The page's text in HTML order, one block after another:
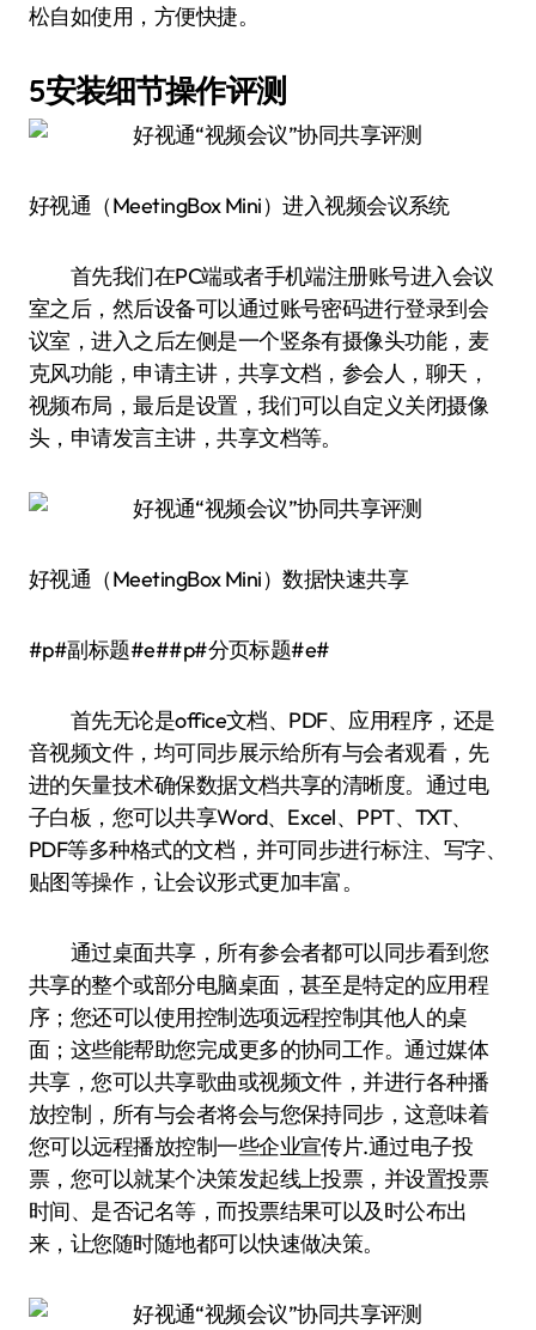
松自如使用，方便快捷。
5安装细节操作评测
好视通（MeetingBox Mini）进入视频会议系统
首先我们在PC端或者手机端注册账号进入会议
室之后，然后设备可以通过账号密码进行登录到会
议室，进入之后左侧是一个竖条有摄像头功能，麦
克风功能，申请主讲，共享文档，参会人，聊天，
视频布局，最后是设置，我们可以自定义关闭摄像
头，申请发言主讲，共享文档等。
好视通（MeetingBox Mini）数据快速共享
#p#副标题#e##p#分页标题#e#
首先无论是office文档、PDF、应用程序，还是
音视频文件，均可同步展示给所有与会者观看，先
进的矢量技术确保数据文档共享的清晰度。通过电
子白板，您可以共享Word、Excel、PPT、TXT、
PDF等多种格式的文档，并可同步进行标注、写字、
贴图等操作，让会议形式更加丰富。
通过桌面共享，所有参会者都可以同步看到您
共享的整个或部分电脑桌面，甚至是特定的应用程
序；您还可以使用控制选项远程控制其他人的桌
面；这些能帮助您完成更多的协同工作。通过媒体
共享，您可以共享歌曲或视频文件，并进行各种播
放控制，所有与会者将会与您保持同步，这意味着
您可以远程播放控制一些企业宣传片.通过电子投
票，您可以就某个决策发起线上投票，并设置投票
时间、是否记名等，而投票结果可以及时公布出
来，让您随时随地都可以快速做决策。